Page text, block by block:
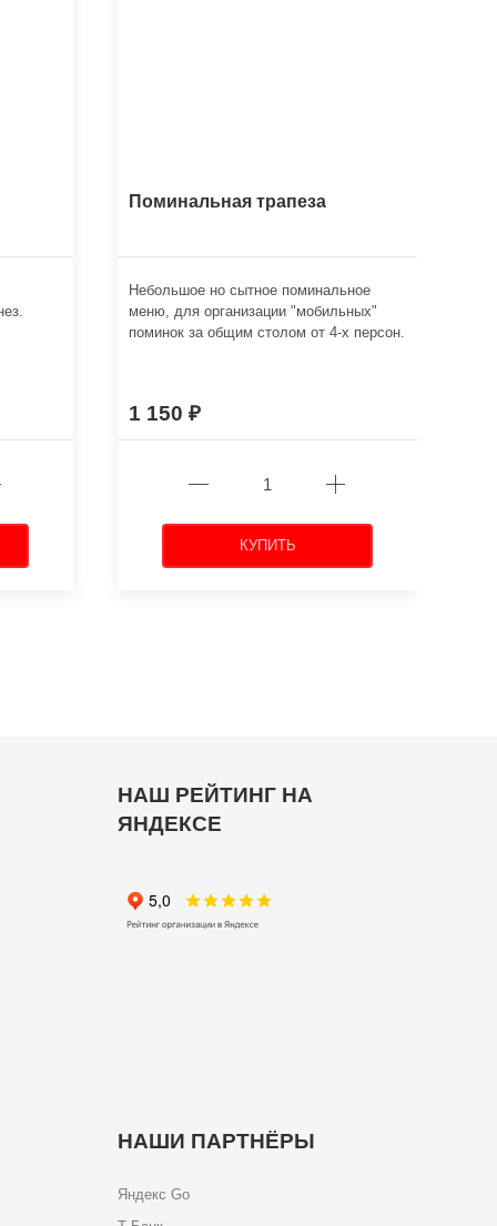
Поминальная трапеза
Небольшое но сытное поминальное
меню, для организации "мобильных"
поминок за общим столом от 4-х персон.
1 150
КУПИТЬ
НАШ РЕЙТИНГ НА
ЯНДЕКСЕ
НАШИ ПАРТНЁРЫ
Яндекс Go